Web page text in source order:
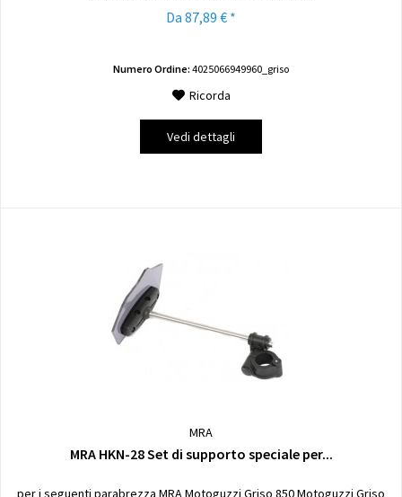
Da 87,89 € *
Numero Ordine:4025066949960_griso
Ricorda
Vedi dettagli
MRA
MRA HKN-28 Set di supporto speciale per...
per i seguenti parabrezza MRA Motoguzzi Griso 850 Motoguzzi Griso